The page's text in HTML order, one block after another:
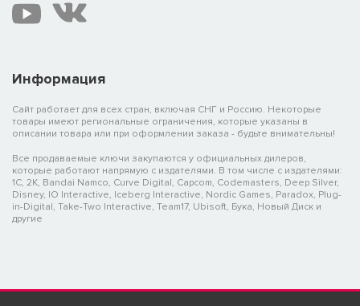
Информация
Сайт работает для всех стран, включая СНГ и Россию. Некоторые
товары имеют региональные ограничения, которые указаны в
описании товара или при оформлении заказа - будьте внимательны!
Все продаваемые ключи закупаются у официальных дилеров,
которые работают напрямую с издателями. В том числе с издателями:
1C, 2K, Bandai Namco, Curve Digital, Capcom, Codemasters, Deep Silver,
Disney, IO Interactive, Iceberg Interactive, Nordic Games, Paradox, Plug-
in-Digital, Take-Two Interactive, Team17, Ubisoft, Бука, Новый Диск и
другие